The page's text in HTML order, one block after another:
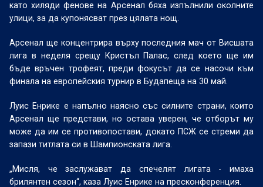
като хиляди фенове на Арсенал бяха изпълнили околните
улици, за да купонясват през цялата нощ.
Арсенал ще концентрира върху последния мач от Висшата
лига в неделя срещу Кристъл Палас, след което ще им
бъде връчен трофеят, преди фокусът да се насочи към
финала на европейския турнир в Будапеща на 30 май.
Луис Енрике е напълно наясно със силните страни, които
Арсенал ще представи, но остава уверен, че отборът му
може да им се противопостави, докато ПСЖ се стреми да
запази титлата си в Шампионската лига.
„Мисля, че заслужават да спечелят лигата - имаха
брилянтен сезон“, каза Луис Енрике на пресконференция.